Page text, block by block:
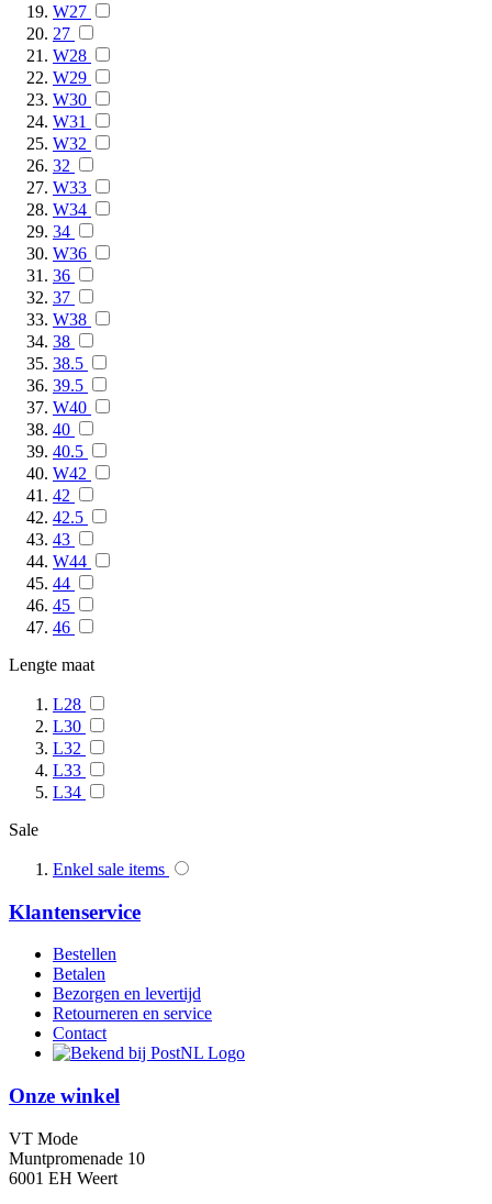
W27
27
W28
W29
W30
W31
W32
32
W33
W34
34
W36
36
37
W38
38
38.5
39.5
W40
40
40.5
W42
42
42.5
43
W44
44
45
46
Lengte maat
L28
L30
L32
L33
L34
Sale
Enkel sale items
Klantenservice
Bestellen
Betalen
Bezorgen en levertijd
Retourneren en service
Contact
Onze winkel
VT Mode
Muntpromenade 10
6001 EH Weert